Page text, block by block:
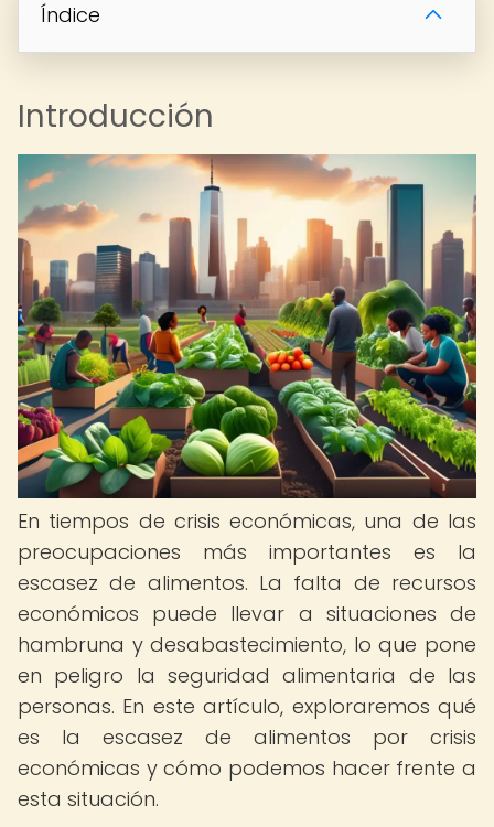
Índice
Introducción
En tiempos de crisis económicas, una de las
preocupaciones más importantes es la
escasez de alimentos. La falta de recursos
económicos puede llevar a situaciones de
hambruna y desabastecimiento, lo que pone
en peligro la seguridad alimentaria de las
personas. En este artículo, exploraremos qué
es la escasez de alimentos por crisis
económicas y cómo podemos hacer frente a
esta situación.